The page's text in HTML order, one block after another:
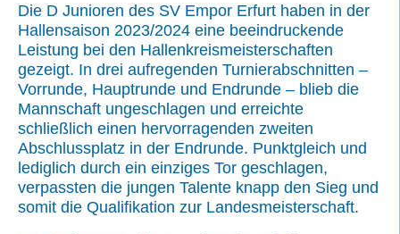
Die D Junioren des SV Empor Erfurt haben in der
Hallensaison 2023/2024 eine beeindruckende
Leistung bei den Hallenkreismeisterschaften
gezeigt. In drei aufregenden Turnierabschnitten –
Vorrunde, Hauptrunde und Endrunde – blieb die
Mannschaft ungeschlagen und erreichte
schließlich einen hervorragenden zweiten
Abschlussplatz in der Endrunde. Punktgleich und
lediglich durch ein einziges Tor geschlagen,
verpassten die jungen Talente knapp den Sieg und
somit die Qualifikation zur Landesmeisterschaft.